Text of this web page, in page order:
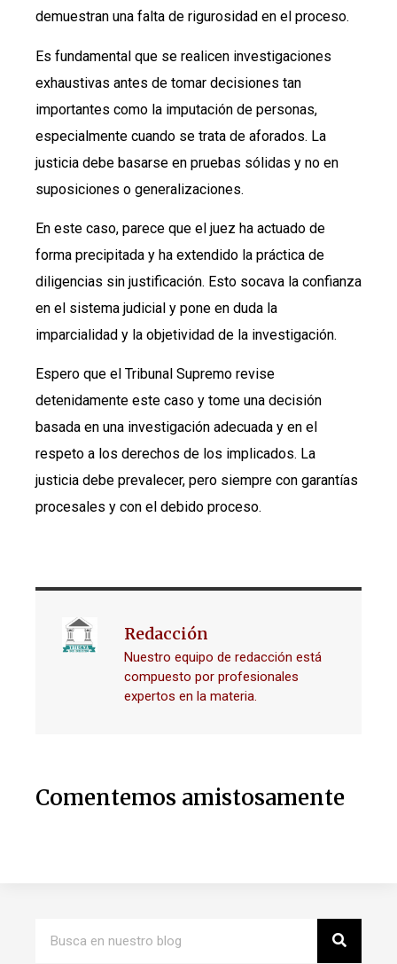
demuestran una falta de rigurosidad en el proceso.
Es fundamental que se realicen investigaciones
exhaustivas antes de tomar decisiones tan
importantes como la imputación de personas,
especialmente cuando se trata de aforados. La
justicia debe basarse en pruebas sólidas y no en
suposiciones o generalizaciones.
En este caso, parece que el juez ha actuado de
forma precipitada y ha extendido la práctica de
diligencias sin justificación. Esto socava la confianza
en el sistema judicial y pone en duda la
imparcialidad y la objetividad de la investigación.
Espero que el Tribunal Supremo revise
detenidamente este caso y tome una decisión
basada en una investigación adecuada y en el
respeto a los derechos de los implicados. La
justicia debe prevalecer, pero siempre con garantías
procesales y con el debido proceso.
Redacción
Nuestro equipo de redacción está
compuesto por profesionales
expertos en la materia.
Comentemos amistosamente